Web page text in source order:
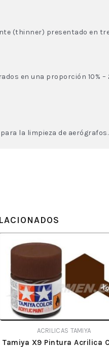
(thinner) presentado en
en una proporción 10%
la limpieza de aerógrafos.
ACRILICAS TAMIYA
Tamiya X9 Pintura Acrilica